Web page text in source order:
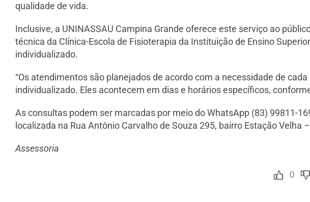
qualidade de vida.
Inclusive, a UNINASSAU Campina Grande oferece este serviço ao
técnica da Clínica-Escola de Fisioterapia da Instituição de Ensino
individualizado.
“Os atendimentos são planejados de acordo com a necessidade de
individualizado. Eles acontecem em dias e horários específicos,
As consultas podem ser marcadas por meio do WhatsApp (83) 99811-
localizada na Rua Antônio Carvalho de Souza 295, bairro Estação Velha
Assessoria
0